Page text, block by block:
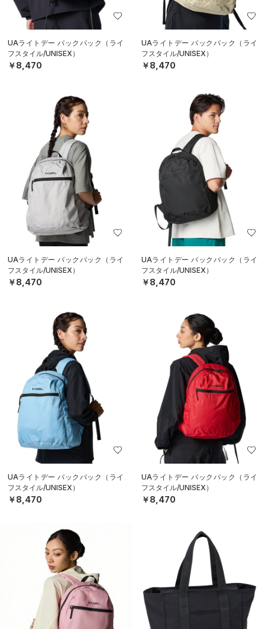
UAライトデー バックパック（ライ
フスタイル/UNISEX）
￥8,470
UAライトデー バックパック（ライ
フスタイル/UNISEX）
￥8,470
UAライトデー バックパック（ライ
フスタイル/UNISEX）
￥8,470
UAライトデー バックパック（ライ
フスタイル/UNISEX）
￥8,470
UAライトデー バックパック（ライ
フスタイル/UNISEX）
￥8,470
UAライトデー バックパック（ライ
フスタイル/UNISEX）
￥8,470